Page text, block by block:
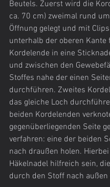
Beutels. Zuerst wird die
ca. 70 cm) zweimal rund
Öffnung gelegt und mit
unterhalb der oberen Kante
Kordelende in eine
und zwischen den
Stoffes nahe der einen
durchführen. Zweites
das gleiche Loch
beiden Kordelenden
gegenüberliegenden Seite
verfahren: eine der beiden
nach draußen holen.
Häkelnadel hilfreich sein,
durch den Stoff nach außen